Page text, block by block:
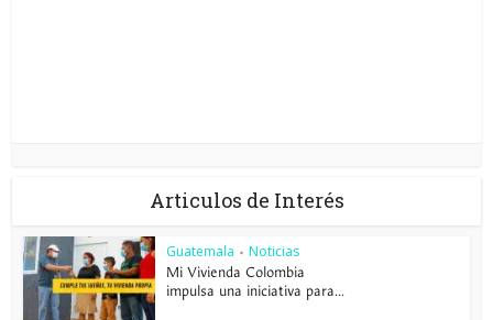
Articulos de Interés
Guatemala • Noticias
Mi Vivienda Colombia
impulsa una iniciativa para...